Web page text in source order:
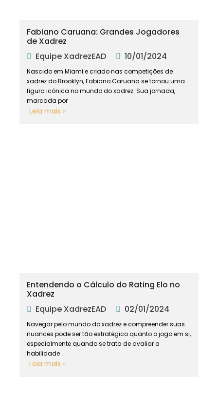
Fabiano Caruana: Grandes Jogadores
de Xadrez
Equipe XadrezEAD
10/01/2024
Nascido em Miami e criado nas competições de
xadrez do Brooklyn, Fabiano Caruana se tornou uma
figura icônica no mundo do xadrez. Sua jornada,
marcada por
Leia mais »
Entendendo o Cálculo do Rating Elo no
Xadrez
Equipe XadrezEAD
02/01/2024
Navegar pelo mundo do xadrez e compreender suas
nuances pode ser tão estratégico quanto o jogo em si,
especialmente quando se trata de avaliar a
habilidade
Leia mais »